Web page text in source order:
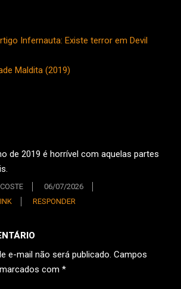
Infernauta: Existe terror em Devil
Maldita (2019)
de 2019 é horrível com aquelas partes
06/07/2026
RESPONDER
e-mail não será publicado. Campos
com *